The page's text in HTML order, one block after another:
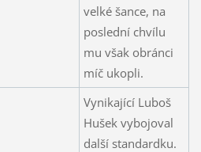
velké šance, na
poslední chvílu
mu však obránci
míč ukopli.
Vynikající Luboš
Hušek vybojoval
další standardku.